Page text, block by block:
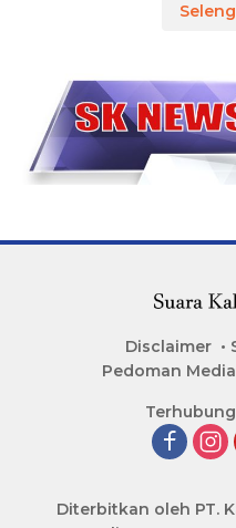
Disclaimer
Pedoman
Diterbitkan oleh PT.